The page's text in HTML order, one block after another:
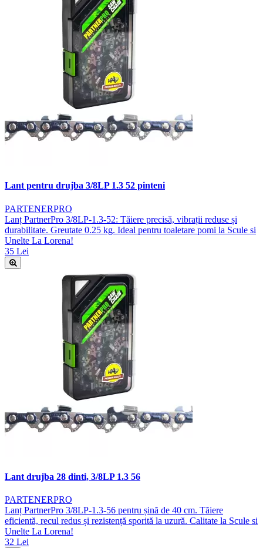
Lant pentru drujba 3/8LP 1.3 52 pinteni
PARTENERPRO
Lanț PartnerPro 3/8LP-1.3-52: Tăiere precisă, vibrații reduse și
durabilitate. Greutate 0.25 kg. Ideal pentru toaletare pomi la Scule si
Unelte La Lorena!
35 Lei
Lant drujba 28 dinti, 3/8LP 1.3 56
PARTENERPRO
Lanț PartnerPro 3/8LP-1.3-56 pentru șină de 40 cm. Tăiere
eficientă, recul redus și rezistență sporită la uzură. Calitate la Scule si
Unelte La Lorena!
32 Lei